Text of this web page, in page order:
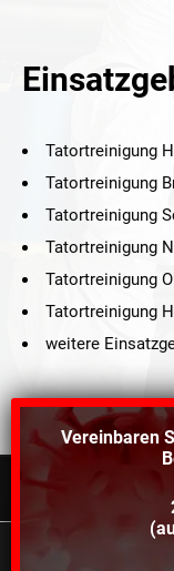
Tatortreinigung
Tatortreinigung
Tatortreinigung
Tatortreinigung
Tatortreinigung
Tatortreinigung
weitere
©2021 Schröders
Vereinbaren